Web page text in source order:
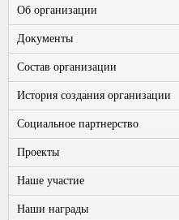
Об организации
Документы
Состав организации
История создания организации
Социальное партнерство
Проекты
Наше участие
Наши награды